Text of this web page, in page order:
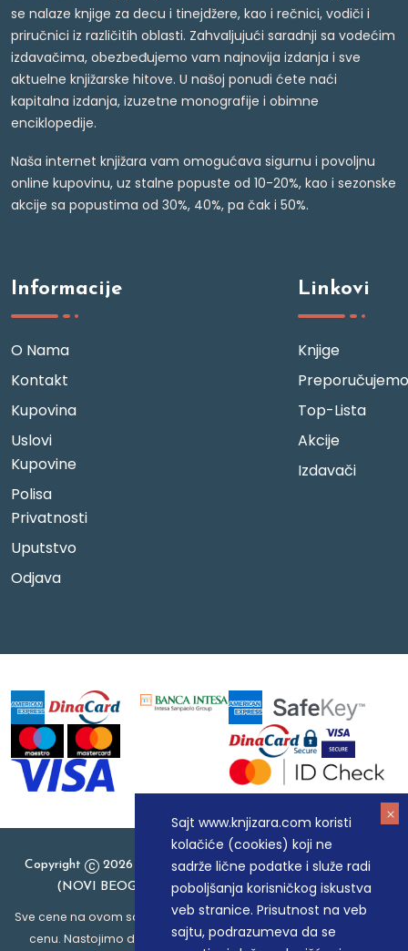
Sajt www.knjizara.com koristi
kolačiće (cookies) koji ne
sadrže lične podatke i služe radi
poboljšanja korisničkog iskustva
veb stranice. Prisutnost na veb
sajtu, podrazumeva da se
se nalaze knjige za decu i tinejdžere, kao i rečnici, vodiči i
priručnici iz različitih oblasti. Zahvaljujući saradnji sa vodećim
izdavačima, obezbeđujemo vam najnovija izdanja i sve
aktuelne knjižarske hitove. U našoj ponudi ćete naći
kapitalna izdanja, izuzetne monografije i obimne
enciklopedije.
Naša internet knjižara vam omogućava sigurnu i povoljnu
online kupovinu, uz stalne popuste od 10-20%, kao i sezonske
akcije sa popustima od 30%, 40%, pa čak i 50%.
Informacije
O Nama
Kontakt
Kupovina
Uslovi
Kupovine
Polisa
Privatnosti
Uputstvo
Odjava
Linkovi
Knjige
Preporučujemo
Top-Lista
Akcije
Izdavači
Copyright
2026 Knjizara.com - MAKART DOO BEOGRAD
(NOVI BEOGRAD), PIB: 105184104, MB: 20337524
Sve cene na ovom sajtu iskazane su u dinarima. PDV je uračunat u
cenu. Nastojimo da budemo što precizniji u opisu proizvoda,